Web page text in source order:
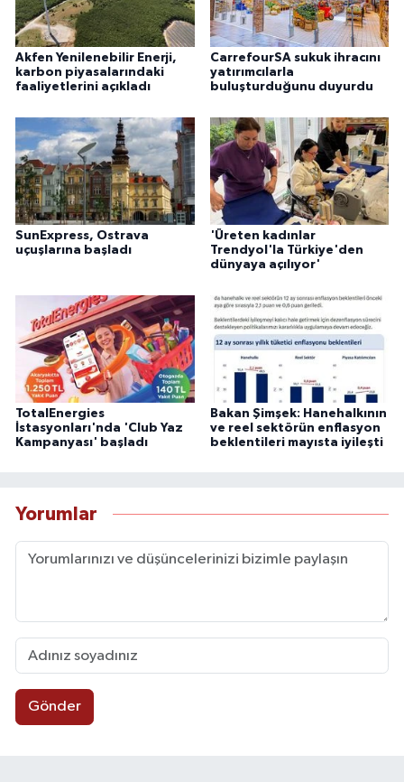
Akfen Yenilenebilir Enerji,
karbon piyasalarındaki
faaliyetlerini açıkladı
CarrefourSA sukuk ihracını
yatırımcılarla
buluşturduğunu duyurdu
SunExpress, Ostrava
uçuşlarına başladı
'Üreten kadınlar
Trendyol'la Türkiye'den
dünyaya açılıyor'
TotalEnergies
İstasyonları'nda 'Club Yaz
Kampanyası' başladı
Bakan Şimşek: Hanehalkının
ve reel sektörün enflasyon
beklentileri mayısta iyileşti
Yorumlar
Gönder